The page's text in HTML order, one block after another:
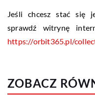
Jeśli chcesz stać się
sprawdź witrynę
https://orbit365.pl/
ZOBACZ